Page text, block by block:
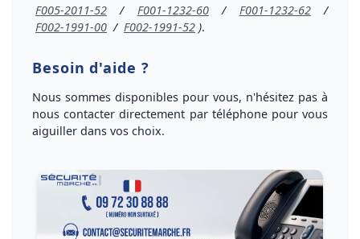
F005-2011-52
/ F001-1232-60 / F001-1232-62
/
F002-1991-00 / F002-1991-52 ).
Besoin d'aide ?
Nous sommes disponibles pour vous, n'hésitez pas à
nouscontacter directement par téléphonepour vous
aiguiller dans vos choix.